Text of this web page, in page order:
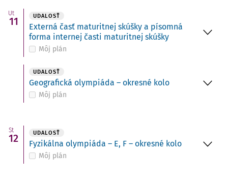
Ut
11 UDALOSŤ
Externá časť maturitnej skúšky a písomná
forma internej časti maturitnej skúšky
Môj plán
UDALOSŤ
Geografická olympiáda – okresné kolo
Môj plán
St
12 UDALOSŤ
Fyzikálna olympiáda – E, F – okresné kolo
Môj plán